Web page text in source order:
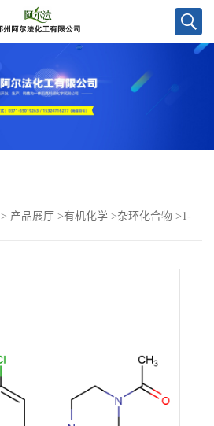
> 产品展厅 >有机化学 >杂环化合物 >1-